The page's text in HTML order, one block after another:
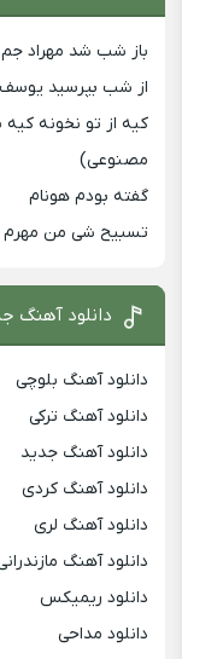
باز شب شد مهراد جم
از شب بپرسید یوسف
کیه از تو نخونه
مصنوعی)
گفته بودم هونام
تسبیح شی من مهرم
دانلود آهنگ
دانلود آهنگ بلوچی
دانلود آهنگ ترکی
دانلود آهنگ جدید
دانلود آهنگ کردی
دانلود آهنگ لری
دانلود آهنگ
دانلود ریمیکس
دانلود مداحی